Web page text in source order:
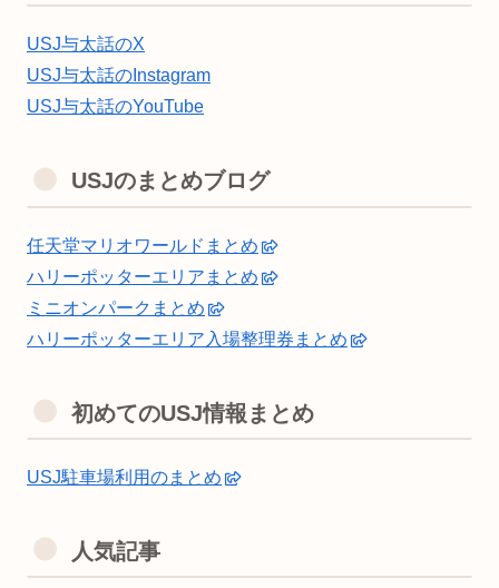
USJ与太話のX
USJ与太話のInstagram
USJ与太話のYouTube
USJのまとめブログ
任天堂マリオワールドまとめ
ハリーポッターエリアまとめ
ミニオンパークまとめ
ハリーポッターエリア入場整理券まとめ
初めてのUSJ情報まとめ
USJ駐車場利用のまとめ
人気記事